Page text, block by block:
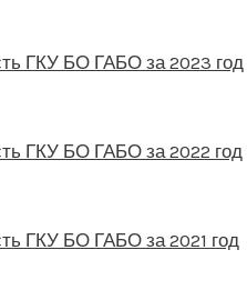
ГКУ БО ГАБО за 2023 год
ГКУ БО ГАБО за 2022 год
ГКУ БО ГАБО за 2021 год